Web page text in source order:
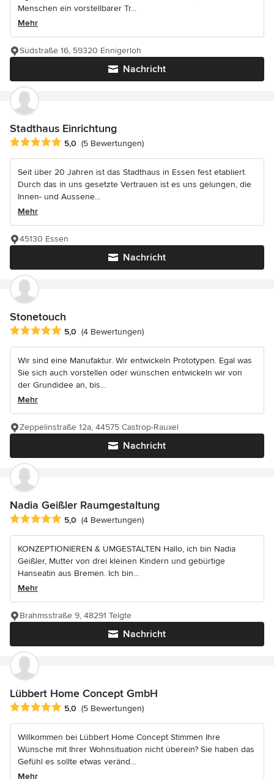
Menschen ein vorstellbarer Tr...
Mehr
Nachricht
Südstraße 16, 59320 Ennigerloh
Stadthaus Einrichtung
Durchschnittliche Bewertung: 5 von 5 Sternen
5,0 (5 Bewertungen)
Seit über 20 Jahren ist das Stadthaus in Essen fest etabliert.
Durch das in uns gesetzte Vertrauen ist es uns gelungen, die
Innen- und Aussene...
Mehr
Nachricht
45130 Essen
Stonetouch
Durchschnittliche Bewertung: 5 von 5 Sternen
5,0 (4 Bewertungen)
Wir sind eine Manufaktur. Wir entwickeln Prototypen. Egal was
Sie sich auch vorstellen oder wünschen entwickeln wir von
der Grundidee an, bis...
Mehr
Nachricht
Zeppelinstraße 12a, 44575 Castrop-Rauxel
Nadia Geißler Raumgestaltung
Durchschnittliche Bewertung: 5 von 5 Sternen
5,0 (4 Bewertungen)
KONZEPTIONIEREN & UMGESTALTEN Hallo, ich bin Nadia
Geißler, Mutter von drei kleinen Kindern und gebürtige
Hanseatin aus Bremen. Ich bin...
Mehr
Nachricht
Brahmsstraße 9, 48291 Telgte
Lübbert Home Concept GmbH
Durchschnittliche Bewertung: 5 von 5 Sternen
5,0 (5 Bewertungen)
Willkommen bei Lübbert Home Concept Stimmen Ihre
Wünsche mit Ihrer Wohnsituation nicht überein? Sie haben das
Gefühl es sollte etwas veränd...
Mehr